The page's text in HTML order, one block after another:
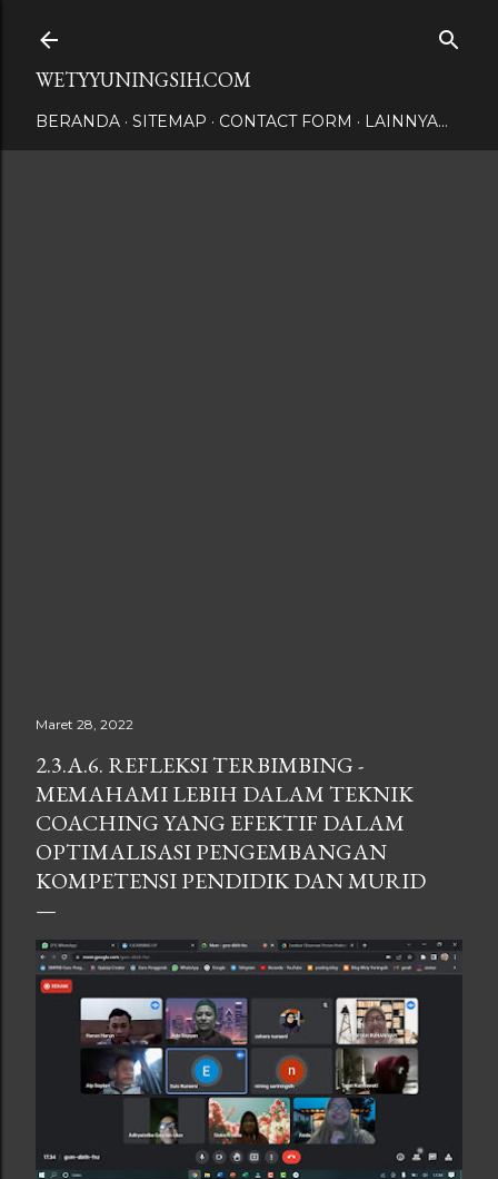
WETYYUNINGSIH.COM
BERANDA SITEMAP CONTACT FORM LAINNYA…
Maret 28, 2022
2.3.A.6. REFLEKSI TERBIMBING -
MEMAHAMI LEBIH DALAM TEKNIK
COACHING YANG EFEKTIF DALAM
OPTIMALISASI PENGEMBANGAN
KOMPETENSI PENDIDIK DAN MURID